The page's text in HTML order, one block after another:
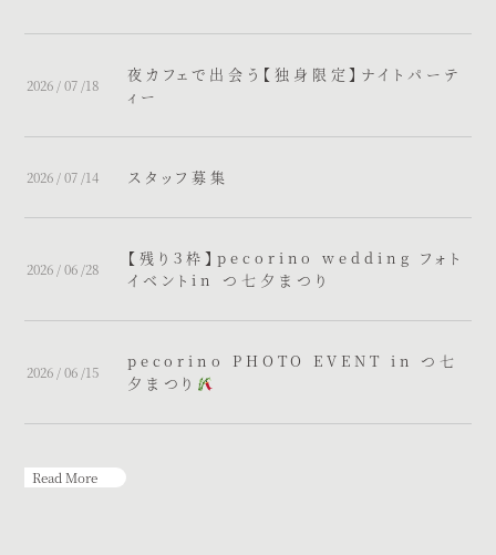
2026 / 07 /18
夜カフェで出会う【独身限定】ナイトパーテ
ィー
2026 / 07 /14 スタッフ募集
2026 / 06 /28
【残り３枠】pecorino wedding フォト
イベントin つ七夕まつり
2026 / 06 /15
pecorino PHOTO EVENT in つ七
夕まつり
Read More